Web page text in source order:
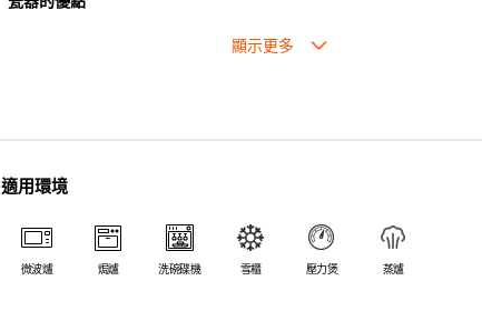
• 耐熱性極佳，適用於微波爐，也可放入焗爐，耐熱程度高達260℃。
• 即使經常使用亦不會容易吸取食物氣味。
*不可直接用於熱源上
適用環境
微波爐 焗爐 洗碗碟機 雪櫃 壓力煲 蒸爐